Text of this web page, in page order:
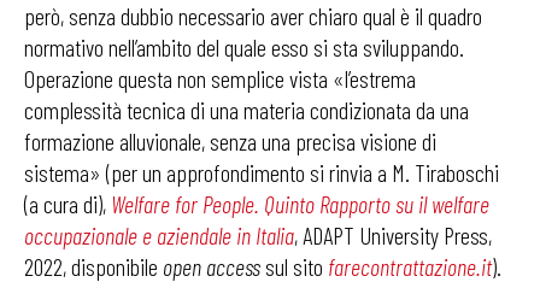
però, senza dubbio necessario aver chiaro qual è il quadro
normativo nell’ambito del quale esso si sta sviluppando.
Operazione questa non semplice vista «l’estrema
complessità tecnica di una materia condizionata da una
formazione alluvionale, senza una precisa visione di
sistema» (per un approfondimento si rinvia a M. Tiraboschi
(a cura di), Welfare for People. Quinto Rapporto su il welfare
occupazionale e aziendale in Italia, ADAPT University Press,
2022, disponibile open access sul sito farecontrattazione.it).